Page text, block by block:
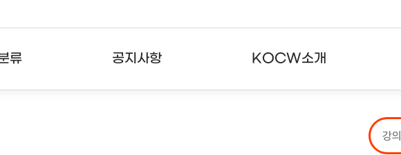
류 공지사항 KOCW소개